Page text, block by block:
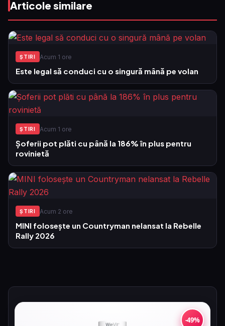
Articole similare
ŞTIRI Acum 1 ore
Este legal să conduci cu o singură mână pe volan
ŞTIRI Acum 1 ore
Șoferii pot plăti cu până la 186% în plus pentru
rovinietă
ŞTIRI Acum 2 ore
MINI folosește un Countryman nelansat la Rebelle
Rally 2026
-49%